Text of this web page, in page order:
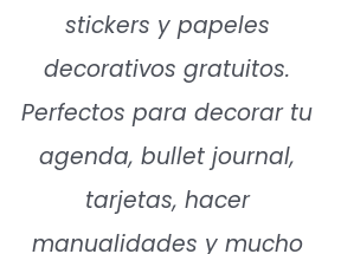
stickers y papeles
decorativos gratuitos.
Perfectos para decorar tu
agenda, bullet journal,
tarjetas, hacer
manualidades y mucho